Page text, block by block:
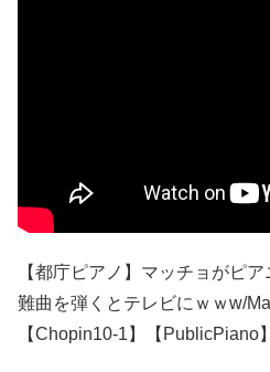
【都庁ピアノ】マッチョがピ
難曲を弾くとテレビにｗｗw/
【Chopin10-1】【PublicPiano】